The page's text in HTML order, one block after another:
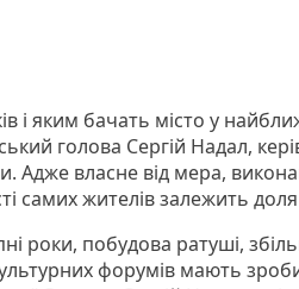
і яким бачать місто у
голова Сергій Надал,
Адже власне від мера,
самих жителів залежить
роки, побудова ратуші,
форумів мають